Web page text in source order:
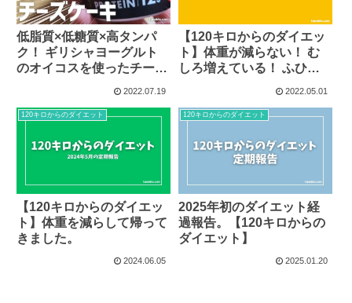
低脂質×低糖質×高タンパ
ク！ ギリシャヨーグルト
のオイコスを使ったチーズ
2022.07.19
【120キロからのダイエッ
ト】体重が減らない！ む
しろ増えている！ ふひひ
2022.05.01
120キロからのダイエット
【120キロからのダイエッ
ト】体重を減らして帰って
きました。
2024.06.05
120キロからのダイエット
2025年初のダイエット経
過報告。【120キロからの
ダイエット】
2025.01.20